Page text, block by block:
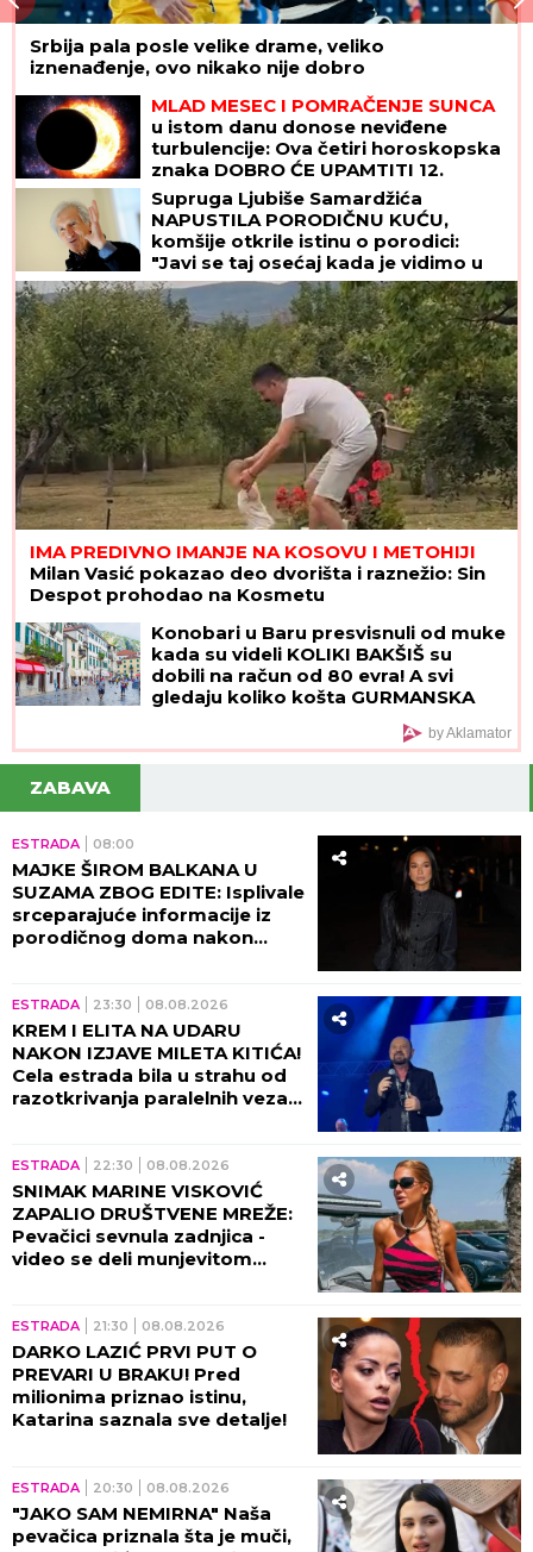
Srbija pala posle velike drame, veliko
iznenađenje, ovo nikako nije dobro
MLAD MESEC I POMRAČENJE SUNCA
u istom danu donose neviđene
turbulencije: Ova četiri horoskopska
znaka DOBRO ĆE UPAMTITI 12.
avgust - od tad im se ŽIVOT MENJA
NAGLAVAČKE
Supruga Ljubiše Samardžića
NAPUSTILA PORODIČNU KUĆU,
komšije otkrile istinu o porodici:
"Javi se taj osećaj kada je vidimo u
prolazu..."
IMA PREDIVNO IMANJE NA KOSOVU I METOHIJI
Milan Vasić pokazao deo dvorišta i raznežio: Sin
Despot prohodao na Kosmetu
Konobari u Baru presvisnuli od muke
kada su videli KOLIKI BAKŠIŠ su
dobili na račun od 80 evra! A svi
gledaju koliko košta GURMANSKA
by Aklamator
ZABAVA
ESTRADA 08:00
MAJKE ŠIROM BALKANA U
SUZAMA ZBOG EDITE: Isplivale
srceparajuće informacije iz
porodičnog doma nakon
ESTRADA 23:30 08.08.2026
KREM I ELITA NA UDARU
NAKON IZJAVE MILETA KITIĆA!
Cela estrada bila u strahu od
razotkrivanja paralelnih veza
ESTRADA 22:30 08.08.2026
SNIMAK MARINE VISKOVIĆ
ZAPALIO DRUŠTVENE MREŽE:
Pevačici sevnula zadnjica -
video se deli munjevitom
ESTRADA 21:30 08.08.2026
DARKO LAZIĆ PRVI PUT O
PREVARI U BRAKU! Pred
milionima priznao istinu,
Katarina saznala sve detalje!
ESTRADA 20:30 08.08.2026
"JAKO SAM NEMIRNA" Naša
pevačica priznala šta je muči,